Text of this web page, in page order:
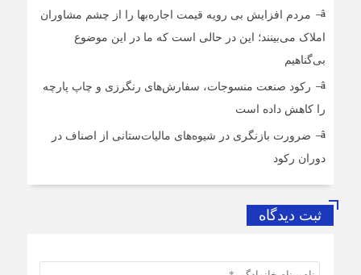
مردم افزایش بی رویه قیمت اجاره‌بها را از چشم مشاوران
املاک می‌بینند؛ این در حالی است که ما در این موضوع
بی‌گناهیم
رکود صنعت منسوجات، سفارش‌های رنگرزی و چاپ پارچه
را کاهش داده است
ضرورت بازنگری در شیوه‌های مالیات‌ستانی از اصناف در
دوران رکود
ثبت دیدگاه